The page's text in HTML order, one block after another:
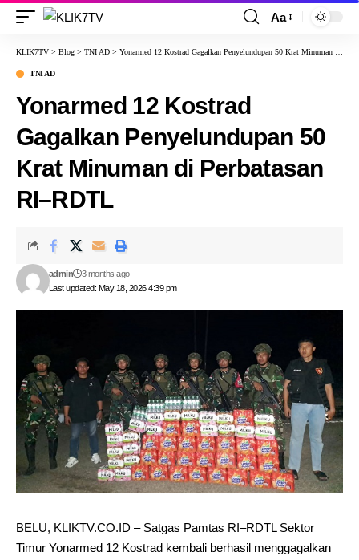
Aa
KLIK7TV > Blog > TNI AD > Yonarmed 12 Kostrad Gagalkan Penyelundupan 50 Krat Minuman di Perbatasan RI–RDTL
TNI AD
Yonarmed 12 Kostrad
Gagalkan Penyelundupan 50
Krat Minuman di Perbatasan
RI–RDTL
Last updated: May 18, 2026 4:39 pm
admin 3 months ago
BELU, KLIKTV.CO.ID – Satgas Pamtas RI–RDTL Sektor
Timur Yonarmed 12 Kostrad kembali berhasil menggagalkan